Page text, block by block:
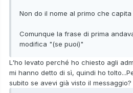
Non do il nome al primo che capita
Comunque la frase di prima
modifica "(se puoi)"
L'ho levato perché ho chiesto agli
mi hanno detto di sì, quindi ho
subito se avevi già visto il messaggio?